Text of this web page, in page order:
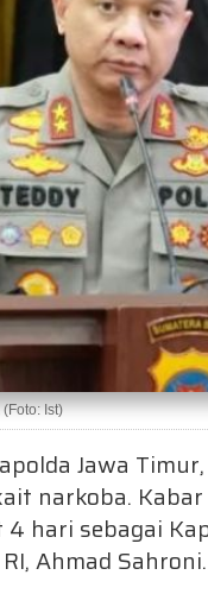
Ist)
Jawa
narkoba.
hari sebagai
Ahmad Sahroni.